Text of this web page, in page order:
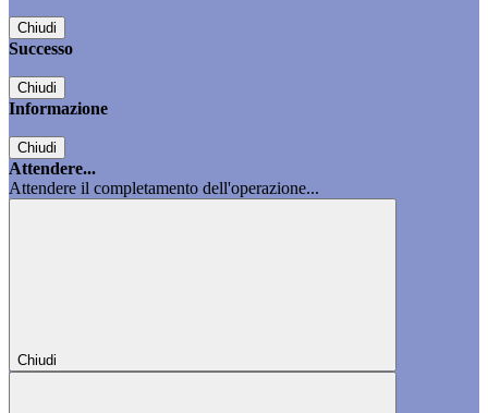
Chiudi
Successo
Chiudi
Informazione
Chiudi
Attendere...
Attendere il completamento dell'operazione...
Chiudi